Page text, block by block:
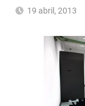
19 abril, 2013